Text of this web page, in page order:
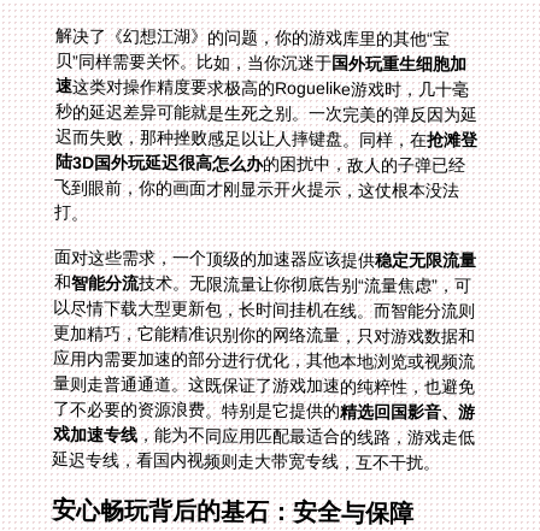
解决了《幻想江湖》的问题，你的游戏库里的其他“宝
贝”同样需要关怀。比如，当你沉迷于国外玩重生细胞加
速这类对操作精度要求极高的Roguelike游戏时，几十毫
秒的延迟差异可能就是生死之别。一次完美的弹反因为延
迟而失败，那种挫败感足以让人摔键盘。同样，在抢滩登
陆3D国外玩延迟很高怎么办的困扰中，敌人的子弹已经
飞到眼前，你的画面才刚显示开火提示，这仗根本没法
打。
面对这些需求，一个顶级的加速器应该提供稳定无限流量
和智能分流技术。无限流量让你彻底告别“流量焦虑”，可
以尽情下载大型更新包，长时间挂机在线。而智能分流则
更加精巧，它能精准识别你的网络流量，只对游戏数据和
应用内需要加速的部分进行优化，其他本地浏览或视频流
量则走普通通道。这既保证了游戏加速的纯粹性，也避免
了不必要的资源浪费。特别是它提供的精选回国影音、游
戏加速专线，能为不同应用匹配最适合的线路，游戏走低
延迟专线，看国内视频则走大带宽专线，互不干扰。
安心畅玩背后的基石：安全与保障